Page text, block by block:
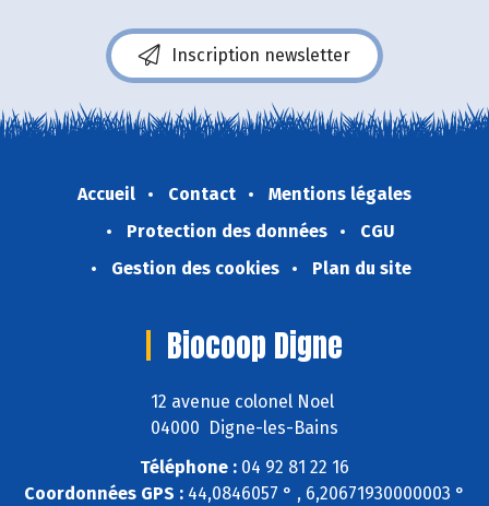
Inscription newsletter
Accueil Contact
Mentions légales
Protection des données
CGU
Gestion des cookies
Plan du site
Biocoop Digne
12 avenue colonel Noel
04000 Digne-les-Bains
Téléphone : 04 92 81 22 16
Coordonnées GPS : 44,0846057 ° , 6,20671930000003 °